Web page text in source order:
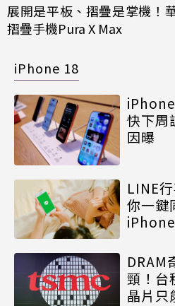
展開是平板、摺疊是掌機！
摺疊手機Pura X Max
iPhone 18
快下周
因曝
LINE
你一鍵
DRAM
頸！台
晶片只